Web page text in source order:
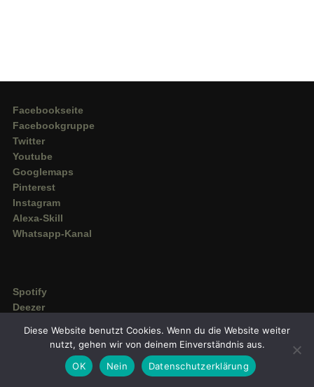
Facebookseite
Facebookgruppe
Twitter
Youtube
Googlemaps
Pinterest
Instagram
Alexa-Skill
Whatsapp-Kanal
Spotify
Deezer
Diese Website benutzt Cookies. Wenn du die Website weiter
nutzt, gehen wir von deinem Einverständnis aus.
OK
Nein Datenschutzerklärung